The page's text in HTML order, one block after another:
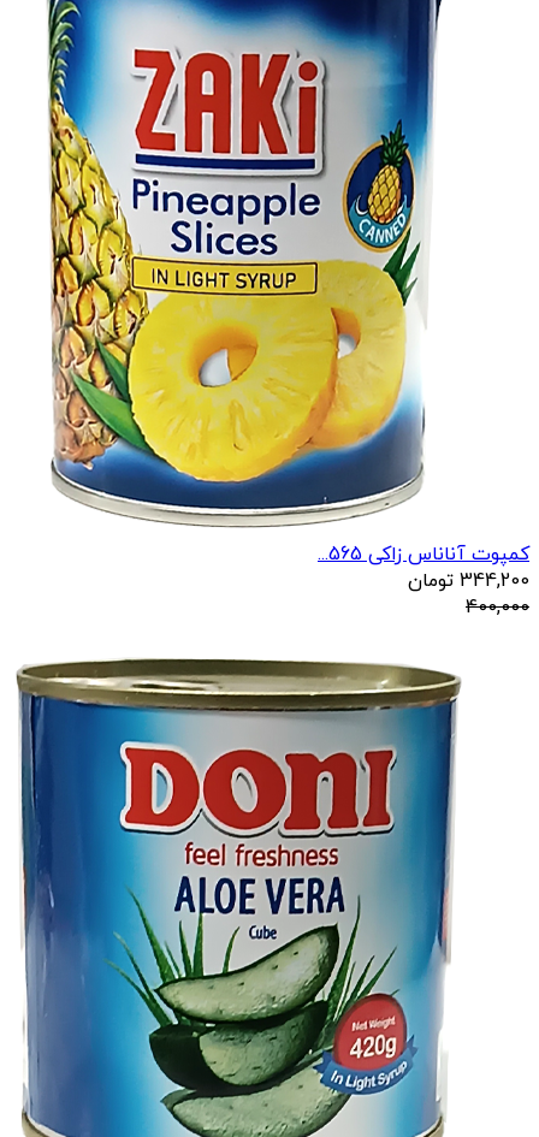
کمپوت آناناس زاکی 565...
344,200 تومان
400,000